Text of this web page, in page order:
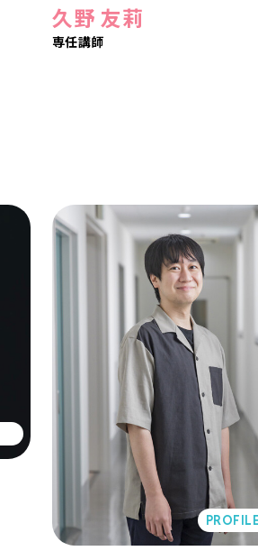
久野 友莉
専任講師
PROFILE